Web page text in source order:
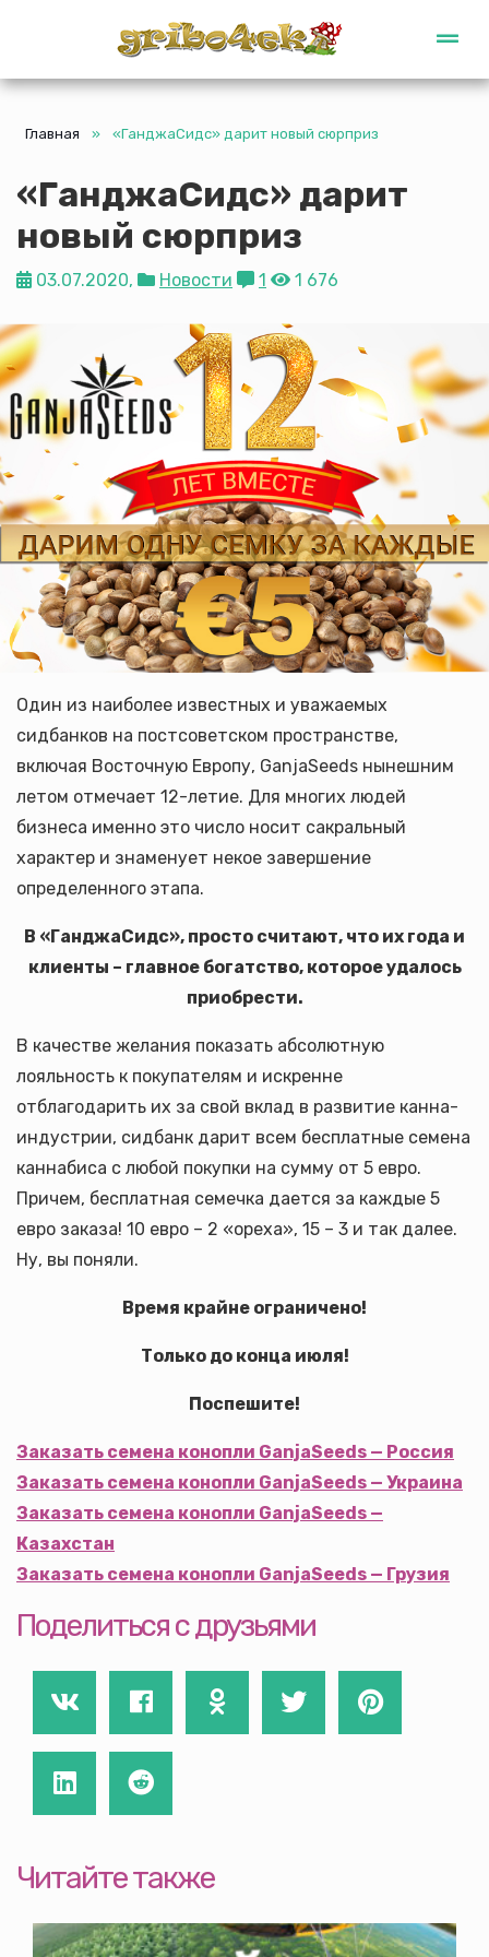
Gribo4ek
Главная » «ГанджаСидс» дарит новый сюрприз
«ГанджаСидс» дарит
новый сюрприз
03.07.2020, Новости 1 1 676
Один из наиболее известных и уважаемых
сидбанков на постсоветском пространстве,
включая Восточную Европу, GanjaSeeds нынешним
летом отмечает 12-летие. Для многих людей
бизнеса именно это число носит сакральный
характер и знаменует некое завершение
определенного этапа.
В «ГанджаСидс», просто считают, что их года и
клиенты – главное богатство, которое удалось
приобрести.
В качестве желания показать абсолютную
лояльность к покупателям и искренне
отблагодарить их за свой вклад в развитие канна-
индустрии, сидбанк дарит всем бесплатные семена
каннабиса с любой покупки на сумму от 5 евро.
Причем, бесплатная семечка дается за каждые 5
евро заказа! 10 евро – 2 «ореха», 15 – 3 и так далее.
Ну, вы поняли.
Время крайне ограничено!
Только до конца июля!
Поспешите!
Заказать семена конопли GanjaSeeds — Россия
Заказать семена конопли GanjaSeeds — Украина
Заказать семена конопли GanjaSeeds —
Казахстан
Заказать семена конопли GanjaSeeds — Грузия
Поделиться с друзьями
Читайте также